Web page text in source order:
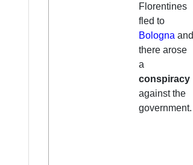
Florentines
fled to
Bologna and
there arose
a
conspiracy
against the
government.